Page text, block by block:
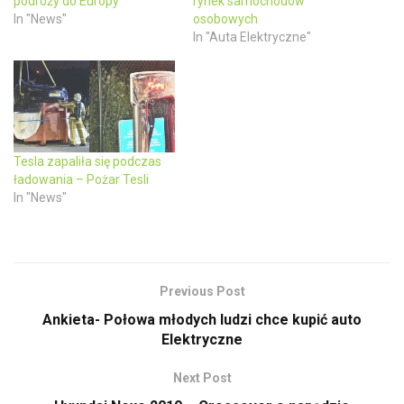
n
e
n
d
o
w
)
n
i
n
d
o
w
)
In "News"
osobowych
In "Auta Elektryczne"
Tesla zapaliła się podczas
ładowania – Pożar Tesli
In "News"
Previous Post
Ankieta- Połowa młodych ludzi chce kupić auto
Elektryczne
Next Post